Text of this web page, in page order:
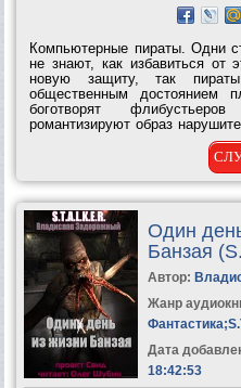
Компьютерные пираты. Одни
не знают, как избавиться от
новую защиту, так
общественным достоянием
боготворят
романтизируют образ
гудов. Автор предлагает
пиратов изнутри, избавившись
Один
Банзая
Автор:
Жанр
Фантастика;
Дата
18:42:53